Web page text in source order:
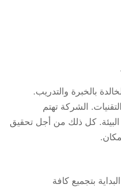
بالخبرة والتدريب.
الشركة تهتم
كل ذلك من أجل تحقيق
بتجميع كافة